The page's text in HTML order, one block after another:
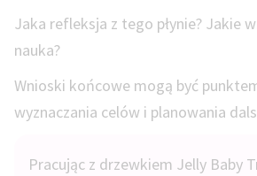
Jaka refleksja z tego płynie? Jakie
nauka?
Wnioski końcowe mogą być
wyznaczania celów i planowania
Pracując z drzewkiem Jelly Baby